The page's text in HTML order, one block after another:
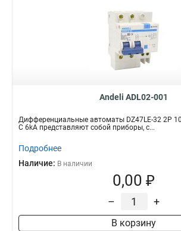
Andeli ADL02-001
Дифференциальные автоматы DZ47LE-32 2P
С 6kA представляют собой приборы, с...
Подробнее
Наличие: В наличии
0,00 ₽
– +
В корзину